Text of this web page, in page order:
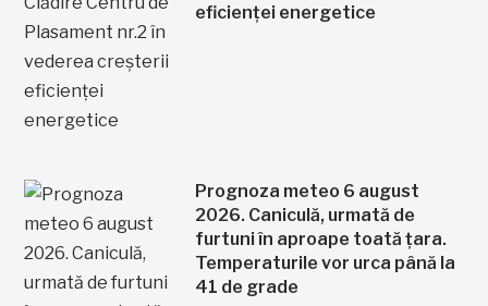
eficienței energetice
Prognoza meteo 6 august
2026. Caniculă, urmată de
furtuni în aproape toată țara.
Temperaturile vor urca până la
41 de grade